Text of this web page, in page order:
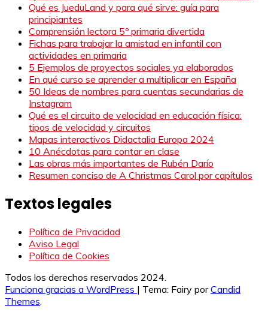
Qué es JueduLand y para qué sirve: guía para
principiantes
Comprensión lectora 5º primaria divertida
Fichas para trabajar la amistad en infantil con
actividades en primaria
5 Ejemplos de proyectos sociales ya elaborados
En qué curso se aprender a multiplicar en España
50 Ideas de nombres para cuentas secundarias de
Instagram
Qué es el circuito de velocidad en educación física:
tipos de velocidad y circuitos
Mapas interactivos Didactalia Europa 2024
10 Anécdotas para contar en clase
Las obras más importantes de Rubén Darío
Resumen conciso de A Christmas Carol por capítulos
Textos legales
Política de Privacidad
Aviso Legal
Política de Cookies
Todos los derechos reservados 2024.
Funciona gracias a WordPress | Tema: Fairy porCandid
Themes.